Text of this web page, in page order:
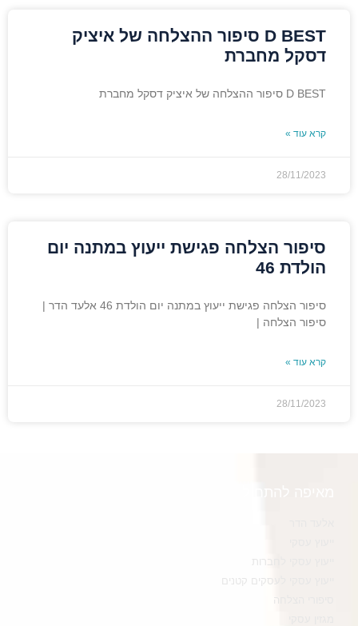
D BEST סיפור ההצלחה של איציק
דסקל מחברת
D BEST סיפור ההצלחה של איציק דסקל מחברת
קרא עוד »
28/11/2023
סיפור הצלחה פגישת ייעוץ במתנה יום
הולדת 46
סיפור הצלחה פגישת ייעוץ במתנה יום הולדת 46 אלעד הדר |
סיפור הצלחה |
קרא עוד »
28/11/2023
ייעוץ עסקי לחברות
ייעוץ עסקי לעסקים קטנים
סיפורי הצלחה